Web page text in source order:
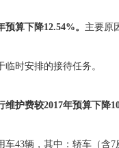
预算下降12.54%。 主要原
时安排的接待任务。
维护费较2017年预算下降
车43辆，其中：轿车（含7